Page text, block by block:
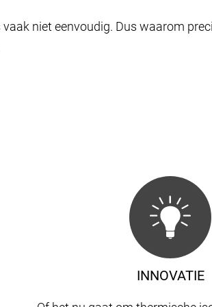
niet eenvoudig. Dus waarom
INNOVATIE